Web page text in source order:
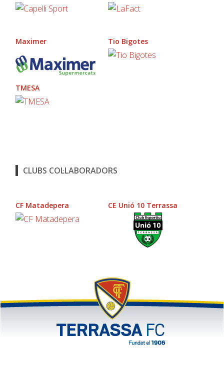
Maximer Tio Bigotes
TMESA
CLUBS COL·LABORADORS
CF Matadepera CE Unió 10 Terrassa